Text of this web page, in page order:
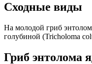
Сходные виды
На молодой гриб
голубиной (Tricholoma
Гриб энтолома